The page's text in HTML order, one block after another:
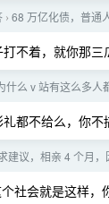
› 68 万亿化债，普通
不着，就你那三
什么 v 站有这么多人
都不给么，你不
建议，相亲 4 个月
社会就是这样